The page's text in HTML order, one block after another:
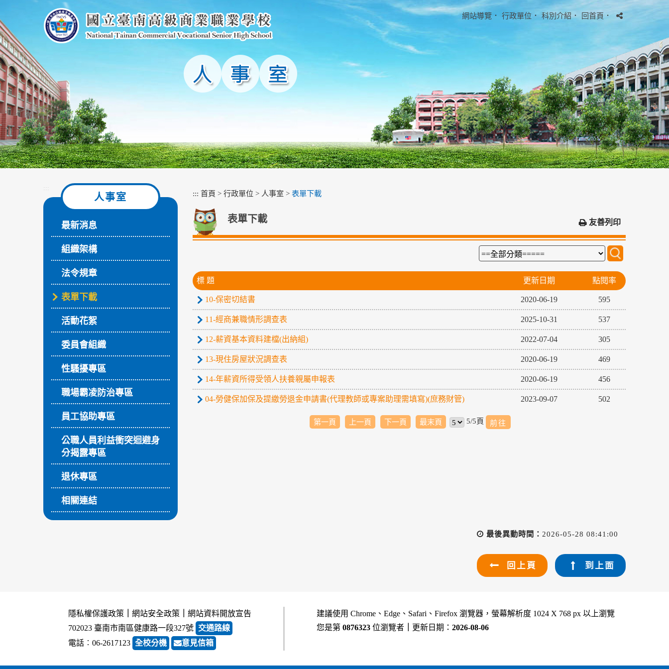
主
要
內
容
區
塊
網站導覽 ． 行政單位 ． 科別介紹． 回首頁．
:::
人事室
最新消息
組織架構
法令規章
表單下載
活動花絮
委員會組織
性騷擾專區
職場霸凌防治專區
員工協助專區
公職人員利益衝突迴避身
分揭露專區
退休專區
相關連結
::: 首頁 > 行政單位 > 人事室 > 表單下載
表單下載 友善列印
標 題 更新日期 點閱率
10-保密切結書 2020-06-19 595
11-經商兼職情形調查表 2025-10-31 537
12-薪資基本資料建檔(出納組) 2022-07-04 305
13-現住房屋狀況調查表 2020-06-19 469
14-年薪資所得受領人扶養親屬申報表 2020-06-19 456
04-勞健保加保及提繳勞退金申請書(代理教師或專案助理需填寫)(庶務財管) 2023-09-07 502
第一頁 上一頁 下一頁 最末頁 5/5頁
最後異動時間： 2026-05-28 08:41:00
回上頁 到上面
隱私權保護政策 網站安全政策
網站資料開放宣告
702023 臺南市南區健康路一段327號 交通路線
電話︰06-2617123 全校分機 意見信箱
建議使用 Chrome、Edge、Safari、Firefox 瀏覽器，螢幕解析度 1024 X 768 px 以上瀏覽
您是第 0876323 位瀏覽者 更新日期： 2026-08-06